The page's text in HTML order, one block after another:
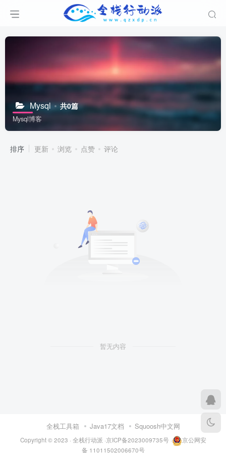
Mysql 共0篇
Mysql博客
排序 更新 浏览 点赞 评论
暂无内容
全栈工具箱 Java17文档 Squoosh中文网
Copyright © 2023 · 全栈行动派 ·京ICP备2023009735号·
京公网安
备 11011502006670号